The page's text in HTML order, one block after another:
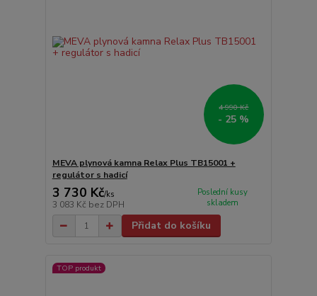
4 990 Kč
- 25 %
MEVA plynová kamna Relax Plus TB15001 +
regulátor s hadicí
3 730 Kč/ks
3 083 Kč bez DPH
Poslední kusy
skladem
Přidat do košíku
TOP produkt